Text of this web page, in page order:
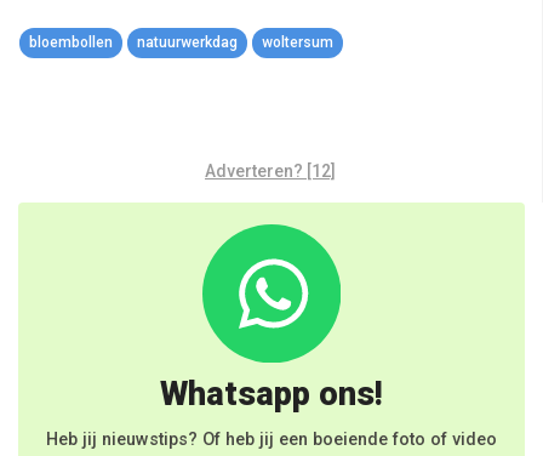
Link
bloembollen natuurwerkdag woltersum
Adverteren? [12]
Whatsapp ons!
Heb jij nieuwstips? Of heb jij een boeiende foto of video